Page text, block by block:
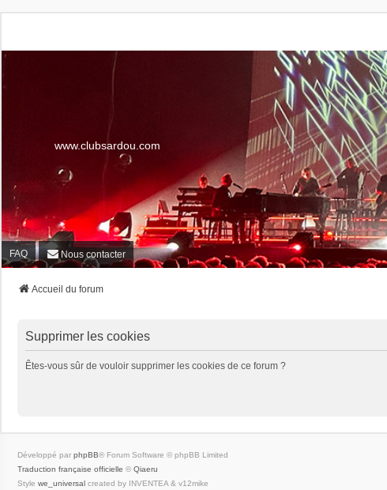
www.clubsardou.com
FAQ Nous contacter
Accueil du forum
Supprimer les cookies
Êtes-vous sûr de vouloir supprimer les cookies de ce forum ?
Développé par phpBB® Forum Software © phpBB Limited
Traduction française officielle © Qiaeru
Style we_universal created by INVENTEA & v12mike